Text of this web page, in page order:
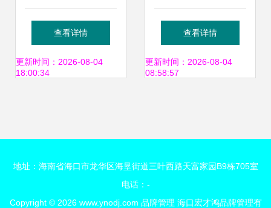
工车间到品牌管理
中枢
查看详情
更新时间：2026-08-04
18:00:34
体化服务赋能健康
食品产业新生态
查看详情
更新时间：2026-08-04
08:58:57
地址：海南省海口市龙华区海垦街道三叶西路天富家园B9栋705室
电话：-
Copyright © 2026 www.ynodj.com 品牌管理 海口宏才鸿品牌管理有